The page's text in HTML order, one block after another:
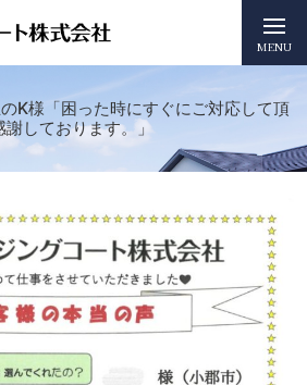
MENU
K様「困った時にすぐにご対応して頂
謝しております。」